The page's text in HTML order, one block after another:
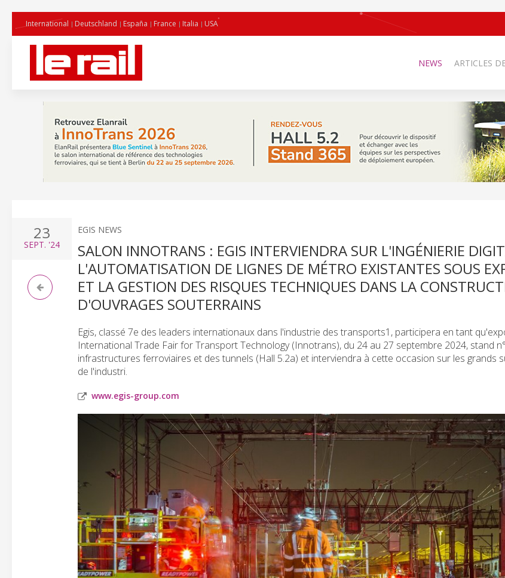
International Deutschland España France Italia USA
NEWS ARTICLES
23
SEPT. '24
EGIS NEWS
SALON INNOTRANS : EGIS INTERVIENDRA SUR L'INGÉNIERIE
L'AUTOMATISATION DE LIGNES DE MÉTRO EXISTANTES SOUS
ET LA GESTION DES RISQUES TECHNIQUES DANS LA
D'OUVRAGES SOUTERRAINS
Egis, classé 7e des leaders internationaux dans l'industrie des transports1, participera en tant
International Trade Fair for Transport Technology (Innotrans), du 24 au 27 septembre 2024, stand
infrastructures ferroviaires et des tunnels (Hall 5.2a) et interviendra à cette occasion sur les grands
de l'industri.
www.egis-group.com